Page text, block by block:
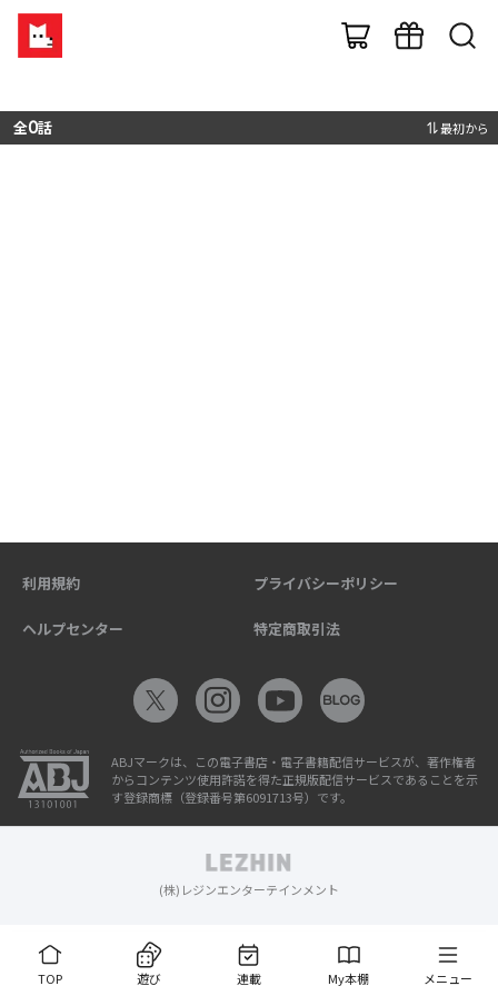
全0話 最初から
TOP 遊び 連載 My本棚 メニュー
利用規約 プライバシーポリシー
ヘルプセンター 特定商取引法
ABJマークは、この電子書店・電子書籍配信サービスが、著作権者
からコンテンツ使用許諾を得た正規版配信サービスであることを示
す登録商標（登録番号第6091713号）です。
(株)レジンエンターテインメント